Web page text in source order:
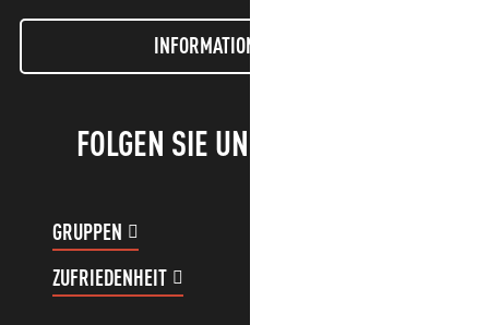
INFORMATIONEN LETTER
FOLGEN SIE UNS!
GRUPPEN
ZUFRIEDENHEIT